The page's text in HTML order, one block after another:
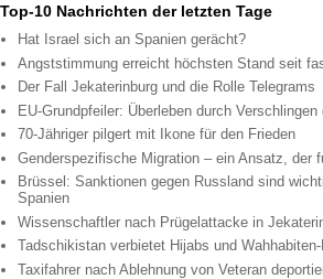
Top-10 Nachrichten der letzten Tage
Hat Israel sich an Spanien gerächt?
Angststimmung erreicht höchsten Stand seit
Der Fall Jekaterinburg und die Rolle Telegrams
EU-Grundpfeiler: Überleben durch Verschlingen
70-Jähriger pilgert mit Ikone für den Frieden
Genderspezifische Migration – ein Ansatz, der
Brüssel: Sanktionen gegen Russland sind
Spanien
Wissenschaftler nach Prügelattacke in
Tadschikistan verbietet Hijabs und
Taxifahrer nach Ablehnung von Veteran